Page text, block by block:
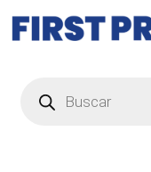
productos